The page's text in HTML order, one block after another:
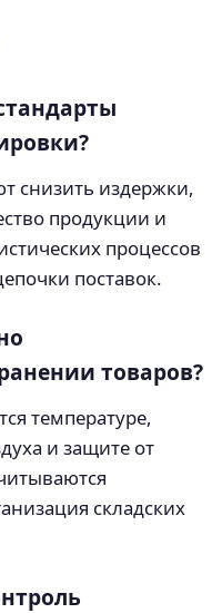
снизить издержки,
продукции и
процессов
поставок.
товаров?
температуре,
и защите от
складских